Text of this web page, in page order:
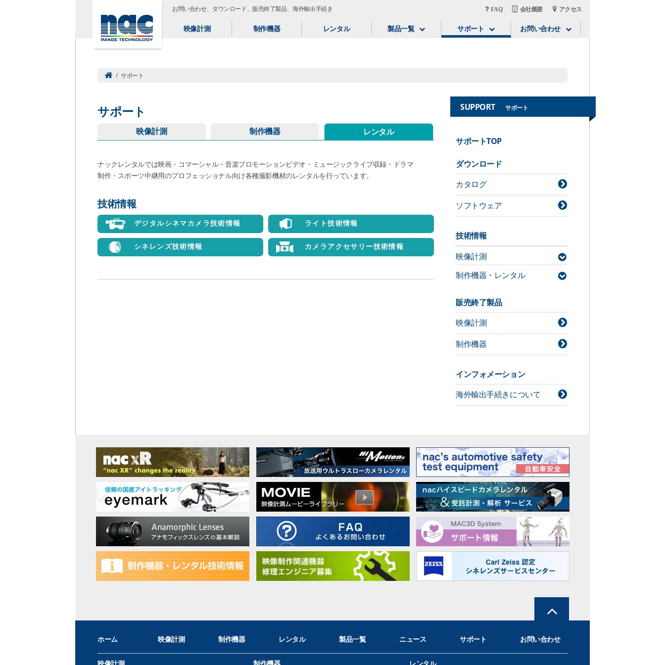
お問い合わせ、ダウンロード、販売終了製品、海外輸出手続き FAQ 会社概要 アクセス
映像計測 制作機器 レンタル 製品一覧 サポート お問い合わせ
SUPPORT サポート
/ サポート
サポート
映像計測 制作機器 レンタル
ナックレンタルでは映画・コマーシャル・音楽プロモーションビデオ・ミュージックライブ収録・ドラマ
制作・スポーツ中継用のプロフェッショナル向け各種撮影機材のレンタルを行っています。
技術情報
デジタルシネマカメラ技術情報 ライト技術情報
シネレンズ技術情報 カメラアクセサリー技術情報
サポートTOP
ダウンロード
カタログ
ソフトウェア
技術情報
映像計測
MAC3D Systemサポート情報
制作機器・レンタル
ライト技術情報
シネレンズ技術情報
カメラアクセサリー技術情報
販売終了製品
映像計測
制作機器
インフォメーション
海外輸出手続きについて
ホーム 映像計測 制作機器 レンタル 製品一覧 ニュース サポート お問い合わせ